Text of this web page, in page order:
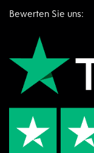
Bewerten Sie uns: